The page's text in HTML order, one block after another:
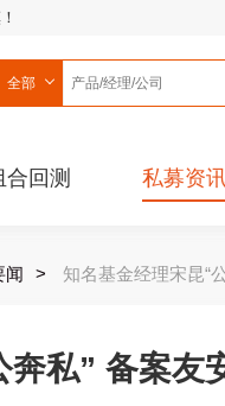
全部
合回测 私募资
闻 > 知名基金经理宋昆“
私” 备案友